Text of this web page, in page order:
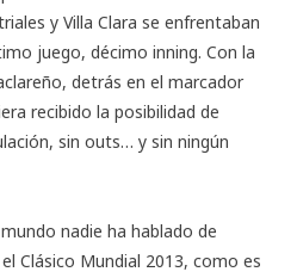
y Villa Clara se enfrentaban
juego, décimo inning. Con la
detrás en el marcador
recibido la posibilidad de
sin outs… y sin ningún
nadie ha hablado de
Clásico Mundial 2013, como es